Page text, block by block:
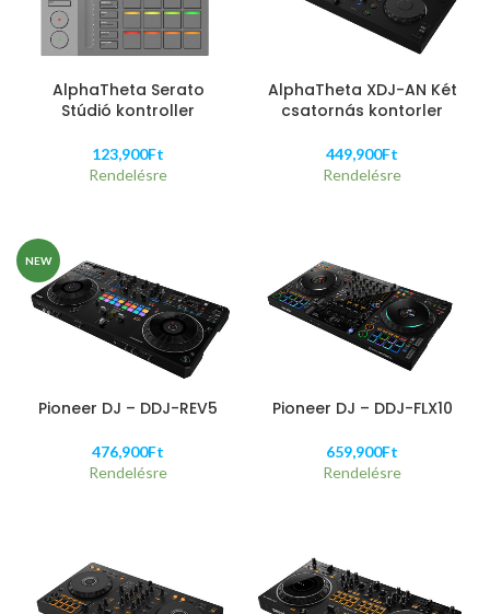
AlphaTheta Serato
Stúdió kontroller
123,900Ft
Rendelésre
AlphaTheta XDJ-AN Két
csatornás kontorler
449,900Ft
Rendelésre
NEW
Pioneer DJ – DDJ-REV5
476,900Ft
Rendelésre
Pioneer DJ – DDJ-FLX10
659,900Ft
Rendelésre